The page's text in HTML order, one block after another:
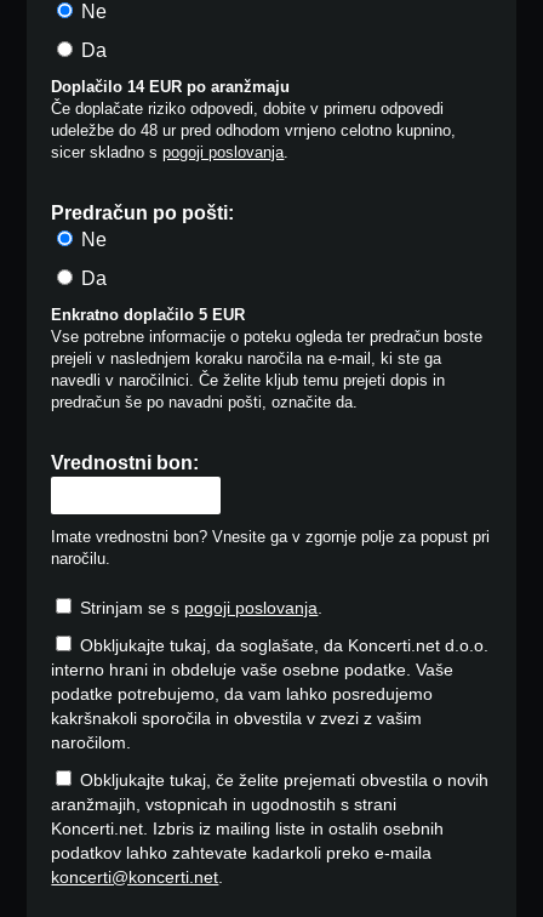
Ne
Da
Doplačilo 14 EUR po aranžmaju
Če doplačate riziko odpovedi, dobite v primeru odpovedi
udeležbe do 48 ur pred odhodom vrnjeno celotno kupnino,
sicer skladno spogoji poslovanja.
Predračun po pošti:
Ne
Da
Enkratno doplačilo 5 EUR
Vse potrebne informacije o poteku ogleda ter predračun boste
prejeli v naslednjem koraku naročila na e-mail, ki ste ga
navedli v naročilnici. Če želite kljub temu prejeti dopis in
predračun še po navadni pošti, označite da.
Vrednostni bon:
Imate vrednostni bon? Vnesite ga v zgornje polje za popust pri
naročilu.
Strinjam se s pogoji poslovanja.
Obkljukajte tukaj, da soglašate, da Koncerti.net d.o.o.
interno hrani in obdeluje vaše osebne podatke. Vaše
podatke potrebujemo, da vam lahko posredujemo
kakršnakoli sporočila in obvestila v zvezi z vašim
naročilom.
Obkljukajte tukaj, če želite prejemati obvestila o novih
aranžmajih, vstopnicah in ugodnostih s strani
Koncerti.net. Izbris iz mailing liste in ostalih osebnih
podatkov lahko zahtevate kadarkoli preko e-maila
koncerti@koncerti.net.